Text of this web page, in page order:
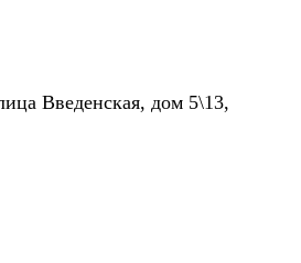
Введенская, дом 5\13,